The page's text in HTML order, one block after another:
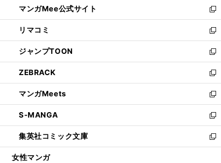
く
ド
ウ
で
開
く
ィ
ン
ド
ウ
で
開
く
い
ウ
ィ
ン
ド
ウ
で
開
く
マンガMee公式サイト
新
し
い
ウ
ィ
ン
ド
ウ
で
開
く
リマコミ
新
し
い
ウ
ィ
ン
ド
ウ
で
開
く
ジャンプTOON
新
し
い
ウ
ィ
ン
ド
ウ
で
開
ZEBRACK
新
し
い
ウ
ィ
ン
ド
ウ
マンガMeets
新
し
い
ウ
ィ
ン
S-MANGA
新
し
い
ウ
集英社コミック文庫
新
し
女性マンガ